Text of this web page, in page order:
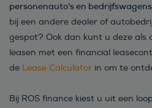
personenauto's en bedrijfswagens
bij een andere dealer of
gespot? Ook dan kunt u deze als
leasen met een financial
de Lease Calculator in om te
Bij ROS finance kiest u uit een